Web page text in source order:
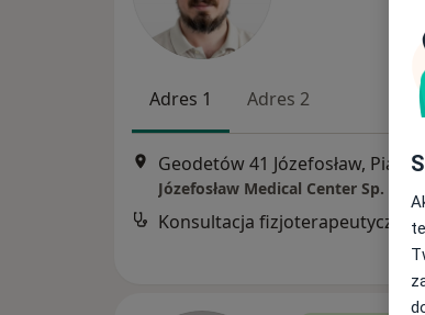
Adres 1 Adres 2
Geodetów 41 Józefosław,
Józefosław Medical Center Sp. z o.o.
Konsultacja fizjoterapeutyczna